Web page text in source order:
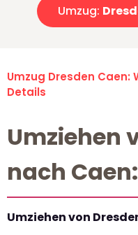
Umzug:
Umzug Dresden
Details
Umziehen
nach
Umziehen von